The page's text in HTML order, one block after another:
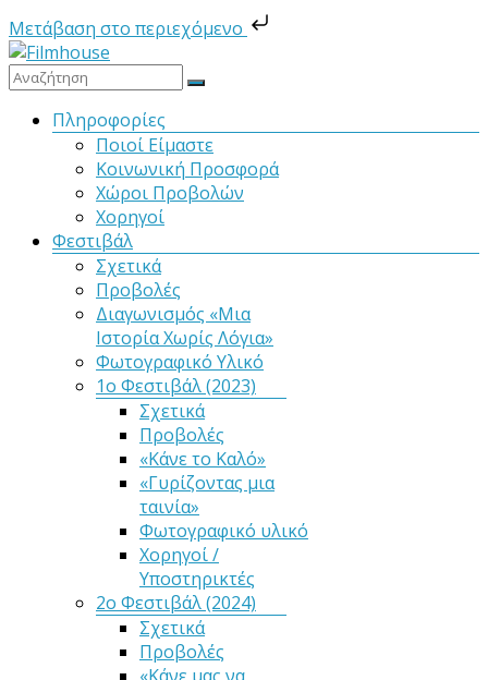
Μετάβαση στο περιεχόμενο
Μετάβαση
στο
Filmhouse
Κινηματογραφική
Καλαμάτας
ΜενούΠληροφορίες
Ποιοί Είμαστε
Κοινωνική Προσφορά
Χώροι Προβολών
Χορηγοί
Φεστιβάλ
Σχετικά
Προβολές
Διαγωνισμός «Μια
Ιστορία Χωρίς Λόγια»
Φωτογραφικό Υλικό
1ο Φεστιβάλ (2023)
Σχετικά
Προβολές
«Κάνε το Καλό»
«Γυρίζοντας μια
ταινία»
Φωτογραφικό υλικό
Χορηγοί /
Υποστηρικτές
2ο Φεστιβάλ (2024)
Σχετικά
Προβολές